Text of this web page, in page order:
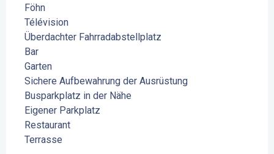
Föhn
Télévision
Überdachter Fahrradabstellplatz
Bar
Garten
Sichere Aufbewahrung der Ausrüstung
Busparkplatz in der Nähe
Eigener Parkplatz
Restaurant
Terrasse